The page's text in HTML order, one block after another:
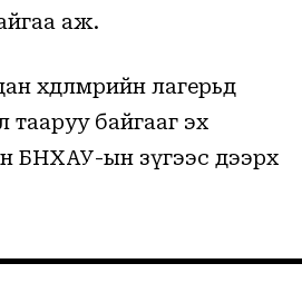
аж.
хөдөлмөрийн лагерьд
тааруу байгааг эх
БНХАУ-ын зүгээс дээрх